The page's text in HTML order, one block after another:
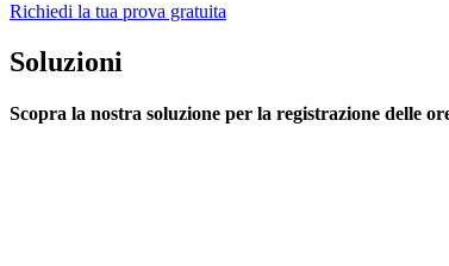
Richiedi la tua prova gratuita
Soluzioni
Scopra la nostra soluzione per la registrazione delle